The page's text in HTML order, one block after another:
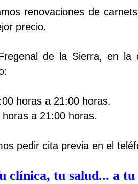
renovaciones de
precio.
de la Sierra, en la
horas a 21:00 horas.
a 21:00 horas.
pedir cita previa en el
clínica, tu salud... a